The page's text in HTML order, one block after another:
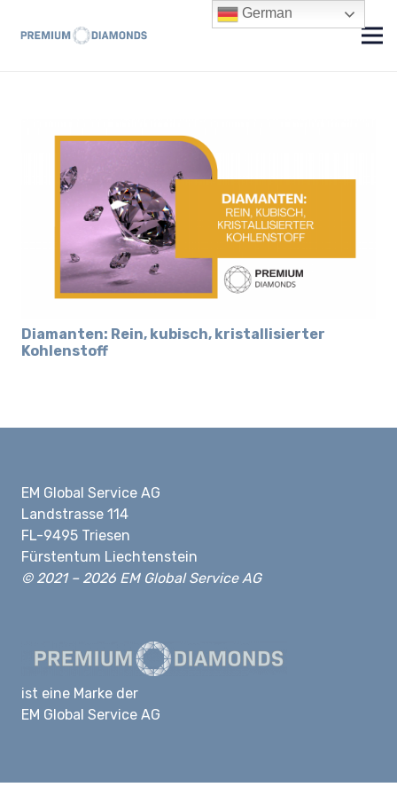
Diamanten: Rein, kubisch, kristallisierter
Kohlenstoff
EM Global Service AG
Landstrasse 114
FL-9495 Triesen
Fürstentum Liechtenstein
© 2021 – 2026 EM Global Service AG
ist eine Marke der
EM Global Service AG
German